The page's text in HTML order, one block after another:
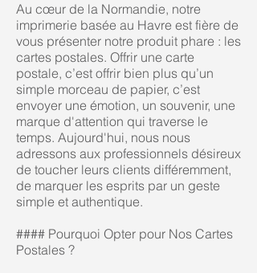
Au cœur de la Normandie, notre
imprimerie basée au Havre est fière de
vous présenter notre produit phare : les
cartes postales. Offrir une carte
postale, c’est offrir bien plus qu’un
simple morceau de papier, c’est
envoyer une émotion, un souvenir, une
marque d'attention qui traverse le
temps. Aujourd'hui, nous nous
adressons aux professionnels désireux
de toucher leurs clients différemment,
de marquer les esprits par un geste
simple et authentique.
#### Pourquoi Opter pour Nos Cartes
Postales ?